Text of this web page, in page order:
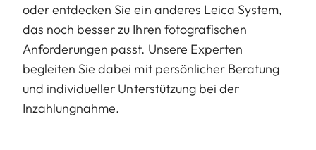
oder entdecken Sie ein anderes Leica System,
das noch besser zu Ihren fotografischen
Anforderungen passt. Unsere Experten
begleiten Sie dabei mit persönlicher Beratung
und individueller Unterstützung bei der
Inzahlungnahme.